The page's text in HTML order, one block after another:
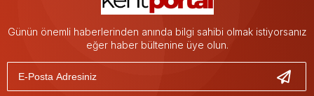
Günün önemli haberlerinden anında bilgi sahibi olmak istiyorsanız
eğer haber bültenine üye olun.